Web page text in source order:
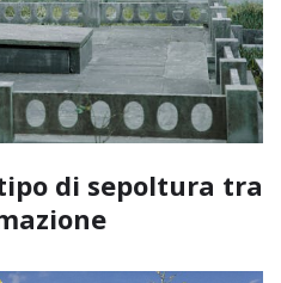
di sepoltura tra